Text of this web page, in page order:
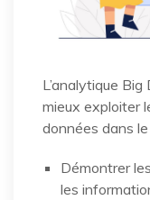
L’analytique
mieux exploiter
données dans
Démontrer
les